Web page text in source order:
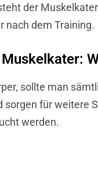
der
nach dem Training.
sollte man
für weitere
werden.